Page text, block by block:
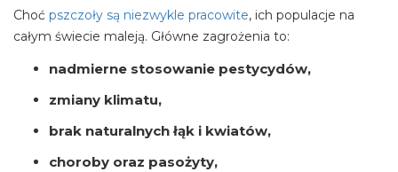
Choć pszczoły są niezwykle pracowite, ich populacje na
całym świecie maleją. Główne zagrożenia to:
nadmierne stosowanie pestycydów,
zmiany klimatu,
brak naturalnych łąk i kwiatów,
choroby oraz pasożyty,